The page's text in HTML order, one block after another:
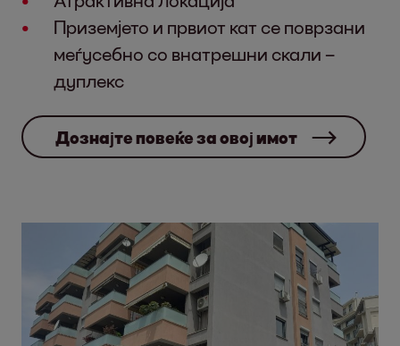
Приземјето и првиот кат се поврзани
меѓусебно со внатрешни скали –
дуплекс
Дознајте повеќе за овој имот